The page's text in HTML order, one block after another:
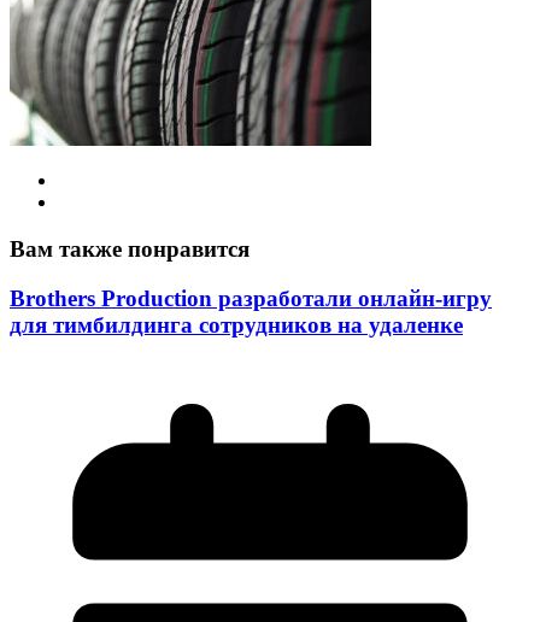
Вам также понравится
Brothers Production разработали онлайн-игру
для тимбилдинга сотрудников на удаленке